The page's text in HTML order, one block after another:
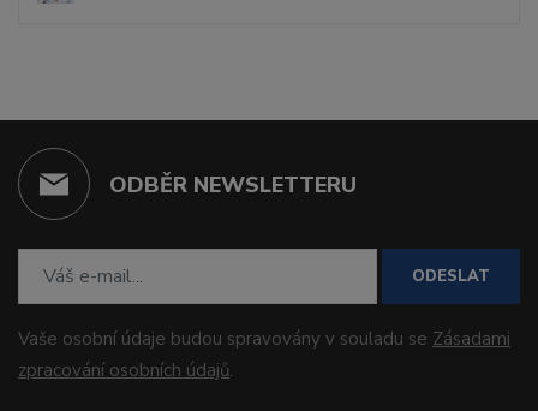
ODBĚR NEWSLETTERU
ODESLAT
Vaše osobní údaje budou spravovány v souladu se Zásadami
zpracování osobních údajů.